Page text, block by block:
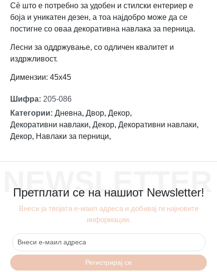
Сè што е потребно за удобен и стилски ентериер е
боја и уникатен дезен, а тоа најдобро може да се
постигне со оваа декоративна навлака за перница.
Лесни за оддржување, со одличен квалитет и
издржливост.
Димензии: 45х45
Шифра: 205-086
Категории: Дневна, Двор, Декор,
Декоративни навлаки, Декор, Декоративни навлаки,
Декор, Навлаки за перници,
NEWSLETTER
Претплати се на нашиот Newsletter!
Внеси ја твојата е-маил адреса и добивај ги најновите
информации.
Регистрирај се